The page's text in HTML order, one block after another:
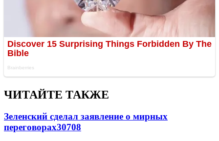
ЧИТАЙТЕ ТАКЖЕ
Зеленский сделал заявление о мирных
переговорах30708